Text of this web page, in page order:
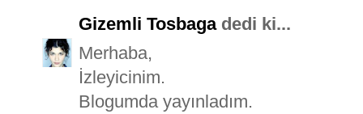
Gizemli Tosbagadedi ki...
Merhaba,
İzleyicinim.
Blogumda yayınladım.